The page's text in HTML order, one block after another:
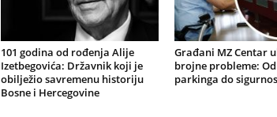
101 godina od rođenja Alije
Izetbegovića: Državnik koji je
obilježio savremenu historiju
Bosne i Hercegovine
Građani MZ Centar
brojne probleme:
parkinga do